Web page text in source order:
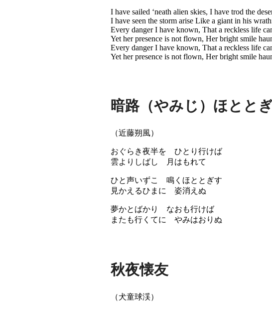
I have sailed ‘neath alien skies, I have trod the
I have seen the storm arise Like a giant in his
Every danger I have known, That a reckless life
Yet her presence is not flown, Her bright smile
Every danger I have known, That a reckless life
Yet her presence is not flown, Her bright smile
暗路（やみじ）ほとと
（近藤朔風）
おぐらき夜半を ひとり行けば
雲よりしばし 月はもれて
ひと声いずこ 鳴くほととぎす
見かえるひまに 姿消えぬ
夢かとばかり なおも行けば
またも行くてに やみはおりぬ
秋夜懐友
（犬童球渓）